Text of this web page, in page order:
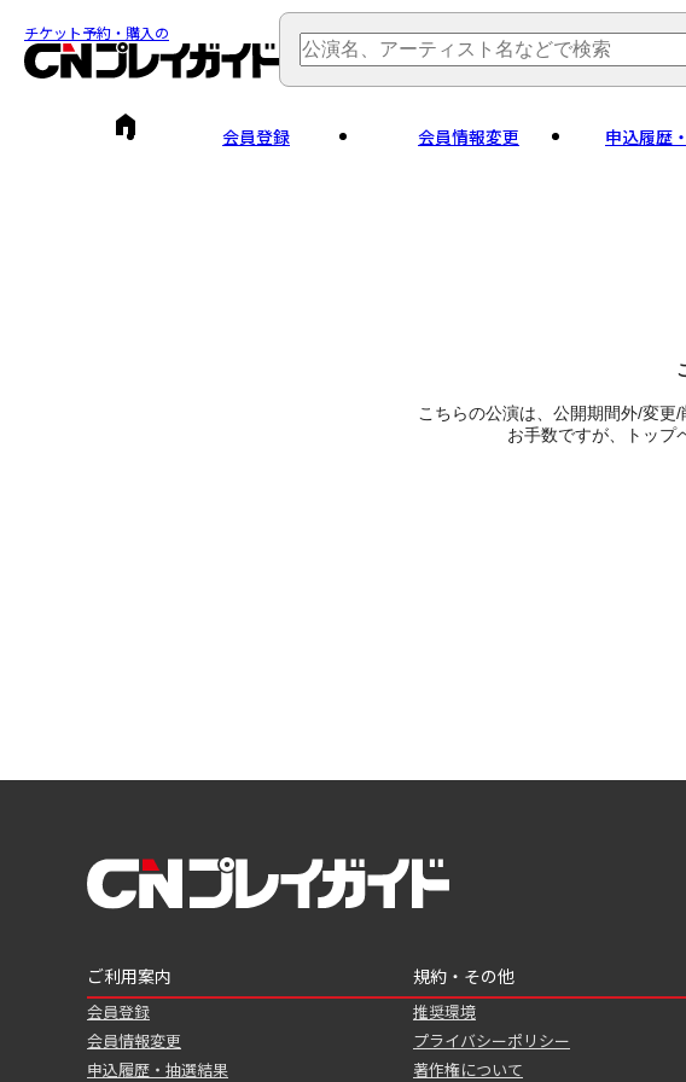
チケット予約・購入の
会員登録 会員情報変更 申込履歴
こちらの公演は、公開期間外/変更
お手数ですが、トップ
ご利用案内
会員登録
会員情報変更
申込履歴・抽選結果
規約・その他
推奨環境
プライバシーポリシー
著作権について